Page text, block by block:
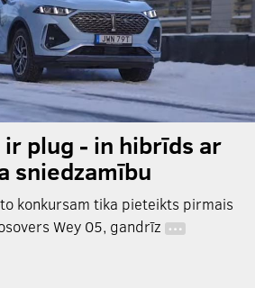
ir plug - in hibrīds ar
sniedzamību
konkursam tika pieteikts pirmais
Wey 05, gandrīz …